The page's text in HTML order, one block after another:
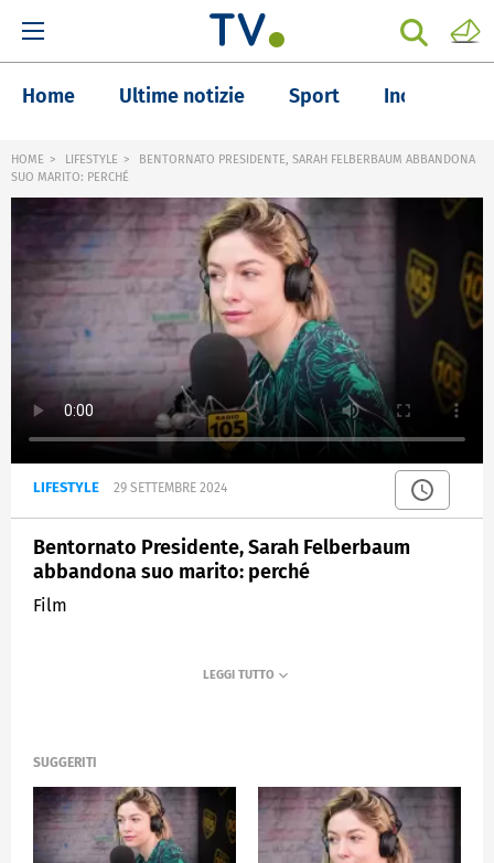
Home Ultime notizie Sport Inchieste
HOME LIFESTYLE
BENTORNATO PRESIDENTE, SARAH FELBERBAUM ABBANDONA
SUO MARITO: PERCHÉ
LIFESTYLE 29 SETTEMBRE 2024
Bentornato Presidente, Sarah Felberbaum
abbandona suo marito: perché
Film
SUGGERITI